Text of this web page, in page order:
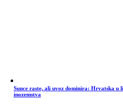
Sunce raste, ali uvoz dominira: Hrvatska u
inozemstva